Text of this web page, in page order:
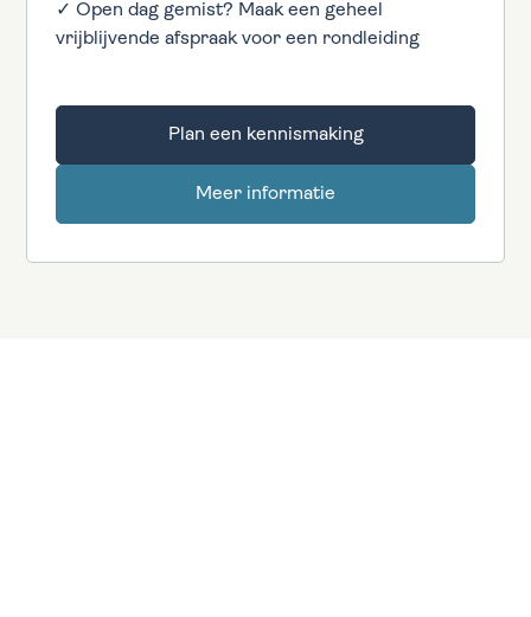
✓ Open dag gemist? Maak een geheel
vrijblijvende afspraak voor een rondleiding
Plan een kennismaking
Meer informatie